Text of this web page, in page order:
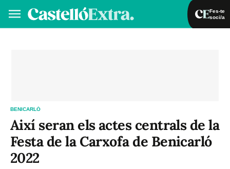
Fes-te
soci/a
BENICARLÓ
Així seran els actes centrals de la
Festa de la Carxofa de Benicarló
2022